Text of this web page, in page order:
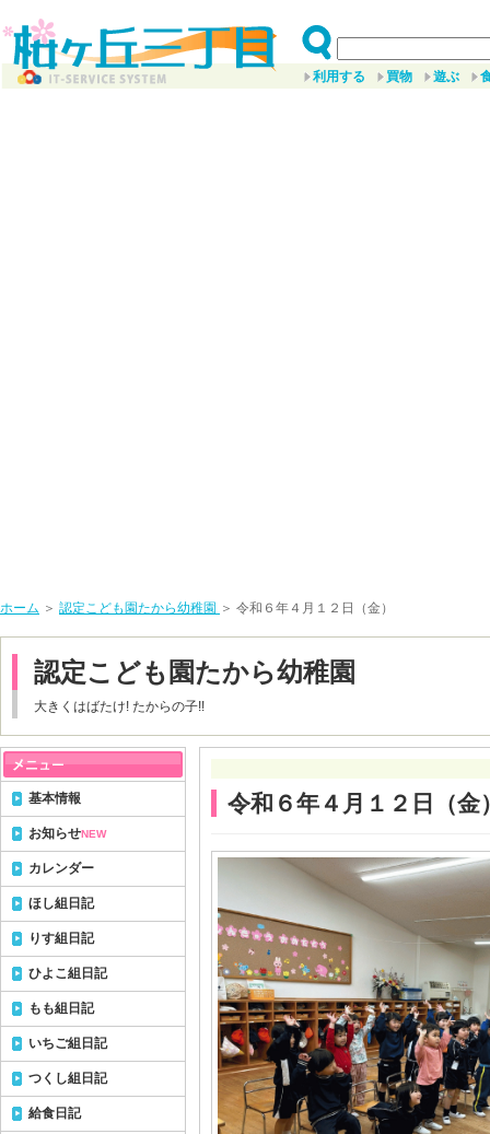
利用する 買物 遊ぶ
ホーム ＞ 認定こども園たから幼稚園 ＞ 令和６年４月１２日（金）
認定こども園たから幼稚園
大きくはばたけ! たからの子!!
令和６年４月１２日（金
基本情報
お知らせNEW
カレンダー
ほし組日記
りす組日記
ひよこ組日記
もも組日記
いちご組日記
つくし組日記
給食日記